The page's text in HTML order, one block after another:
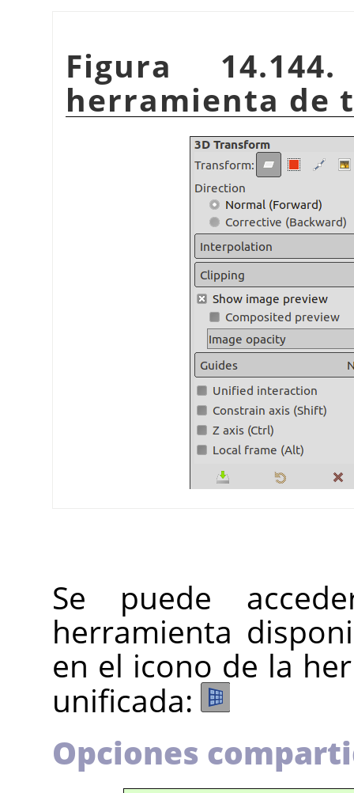
Figura
herramienta de
Se puede
herramienta
en el icono de la
unificada:
Opciones